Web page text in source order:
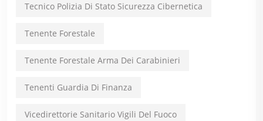
Tecnico Polizia Di Stato Sicurezza Cibernetica
Tenente Forestale
Tenente Forestale Arma Dei Carabinieri
Tenenti Guardia Di Finanza
Vicedirettorie Sanitario Vigili Del Fuoco